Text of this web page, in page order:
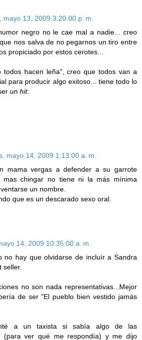
mayo 13, 2009 3:20:00 p. m.
negro no le cae mal a nadie... creo
nos salva de no pegarnos un tiro entre
propiciado por estos cerotes...
todos hacen leña", creo que todos van a
para producir algo exitoso... tiene todo lo
un hit.
mayo 14, 2009 1:13:00 a. m.
mama vergas a defender a su garrote
mas chingar no tiene ni la más mínima
un nombre.
que es un descarado sexo oral.
14, 2009 10:35:00 a. m.
no hay que olvidarse de incluír a Sandra
seller.
no son nada representativas...Mejor
de ser "El pueblo bien vestido jamás
a un taxista si sabía algo de las
(para ver qué me respondía) y me dijo